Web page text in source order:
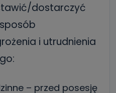
dostarczyć
i utrudnienia
– przed posesję